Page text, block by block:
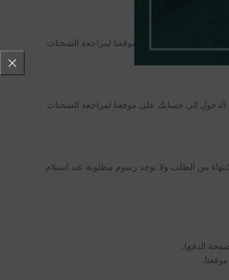
الدخول إلى حسابك على موقعنا لمراجعة الشحنات
الدخول إلى حسابك على موقعنا لمراجعة الشحنات
من الطلب ولا توجد رسوم مطلوبة عند استلام
الدفع).